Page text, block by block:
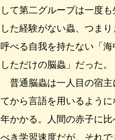
して第二グループは一度
した経験がない蟲、つま
呼べる自我を持たない「
しただけの脳蟲」だった。
普通脳蟲は一人目の宿主
てから言語を用いるよう
年かかる。人間の赤子に
べき学習速度だが、それ